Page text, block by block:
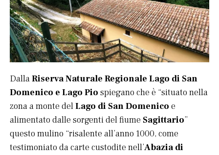
DallaRiserva Naturale Regionale Lago di San
Domenico e Lago Pio spiegano che è “situato nella
zona a monte delLago di San Domenico e
alimentato dalle sorgenti del fiume Sagittario”
questo mulino “risalente all’anno 1000, come
testimoniato da carte custodite nell’Abazia di